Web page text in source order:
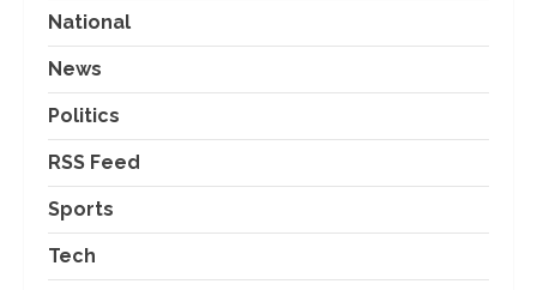
National
News
Politics
RSS Feed
Sports
Tech